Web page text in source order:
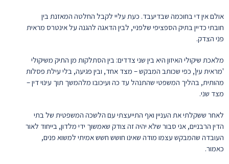
אולם אין די בחוכמה שבדיעבד. כעת עליי לקבל החלטה המאזנת בין
חובתי כדיין בתיק הספציפי שלפניי, לבין הדאגה להגנה על אינטרס מראית
פני הצדק.
מלאכת שיקולי האיזון היא בין שני צדדים: בין הסתלקות מן התיק משיקולי
'מראית עין', כפי שכותב המבקש – מצד אחד, ובין פגיעה, בלי עילת פסלות
מהותית, בהליך המשפטי שהתנהל עד כה ועיכובו מלהמשך תוך עינוי דין –
מצד שני.
לאחר ששקלתי את העניין ואף התייעצתי עם הלשכה המשפטית של בתי
הדין הרבניים, אני סבור שלא יהיה זה צודק שאמשוך ידי מלדון, בייחוד לאור
העובדה שהמבקש עצמו מודה שאינו חושש חשש אמיתי למשוא פנים,
כאמור.